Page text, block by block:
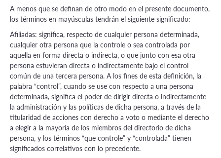
A menos que se definan de otro modo en el presente documento,
los términos en mayúsculas tendrán el siguiente significado:
Afiliadas: significa, respecto de cualquier persona determinada,
cualquier otra persona que la controle o sea controlada por
aquella en forma directa o indirecta, o que junto con esa otra
persona estuvieran directa o indirectamente bajo el control
común de una tercera persona. A los fines de esta definición, la
palabra “control”, cuando se use con respecto a una persona
determinada, significa el poder de dirigir directa o indirectamente
la administración y las políticas de dicha persona, a través de la
titularidad de acciones con derecho a voto o mediante el derecho
a elegir a la mayoría de los miembros del directorio de dicha
persona, y los términos “que controle” y “controlada” tienen
significados correlativos con lo precedente.